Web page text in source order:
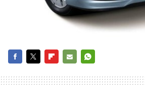
MAIL